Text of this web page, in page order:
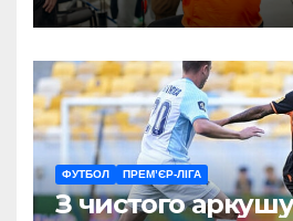
ГАРТ 2026 – як
ветеранам
ФУТБОЛ ПРЕМ’ЄР-ЛІГА
З чистого аркушу